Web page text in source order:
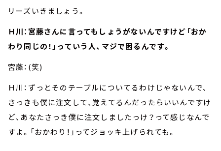
リーズいきましょう。
Ｈ川：宮藤さんに言ってもしょうがないんですけど「おか
わり同じの！」っていう人、マジで困るんです。
宮藤：(笑)
Ｈ川：ずっとそのテーブルについてるわけじゃないんで、
さっきも僕に注文して、覚えてるんだったらいいんですけ
ど、あなたさっき僕に注文しましたっけ？って感じなんで
すよ。「おかわり！」ってジョッキ上げられても。